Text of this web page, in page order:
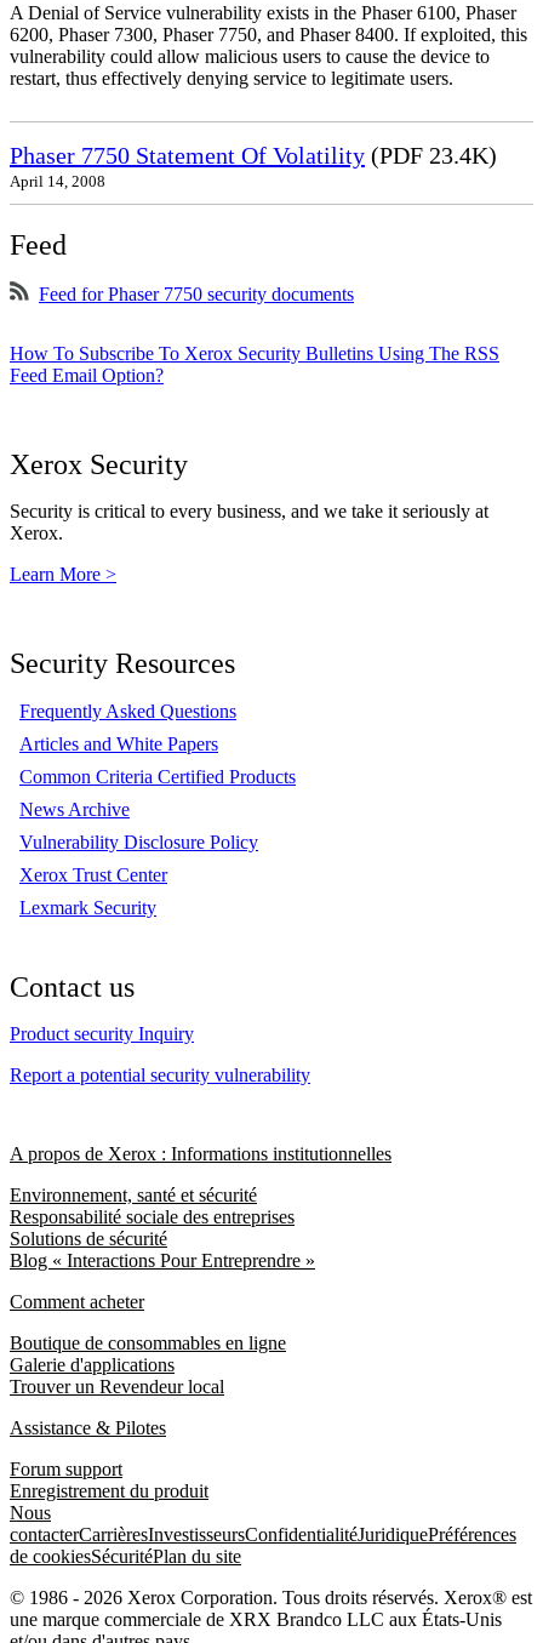
A Denial of Service vulnerability exists in the Phaser 6100, Phaser
6200, Phaser 7300, Phaser 7750, and Phaser 8400. If exploited, this
vulnerability could allow malicious users to cause the device to
restart, thus effectively denying service to legitimate users.
Phaser 7750 Statement Of Volatility (PDF 23.4K)
April 14, 2008
Feed
Feed for Phaser 7750 security documents
How To Subscribe To Xerox Security Bulletins Using The RSS
Feed Email Option?
Xerox Security
Security is critical to every business, and we take it seriously at
Xerox.
Learn More >
Security Resources
Frequently Asked Questions
Articles and White Papers
Common Criteria Certified Products
News Archive
Vulnerability Disclosure Policy
Xerox Trust Center
Lexmark Security
Contact us
Product security Inquiry
Report a potential security vulnerability
A propos de Xerox : Informations institutionnelles
Environnement, santé et sécurité
Responsabilité sociale des entreprises
Solutions de sécurité
Blog « Interactions Pour Entreprendre »
Comment acheter
Boutique de consommables en ligne
Galerie d'applications
Trouver un Revendeur local
Assistance & Pilotes
Forum support
Enregistrement du produit
Nous
contacterCarrièresInvestisseursConfidentialitéJuridiquePréférences
de cookiesSécuritéPlan du site
© 1986 - 2026 Xerox Corporation. Tous droits réservés. Xerox® est
une marque commerciale de XRX Brandco LLC aux États-Unis